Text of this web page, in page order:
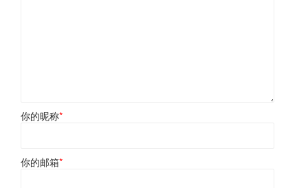
你的昵称*
你的邮箱*